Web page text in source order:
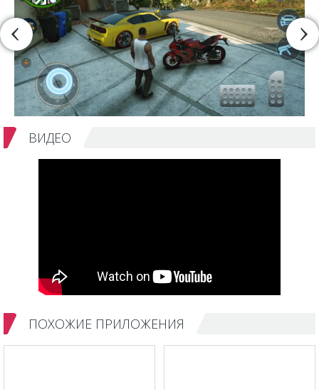
ВИДЕО
ПОХОЖИЕ ПРИЛОЖЕНИЯ